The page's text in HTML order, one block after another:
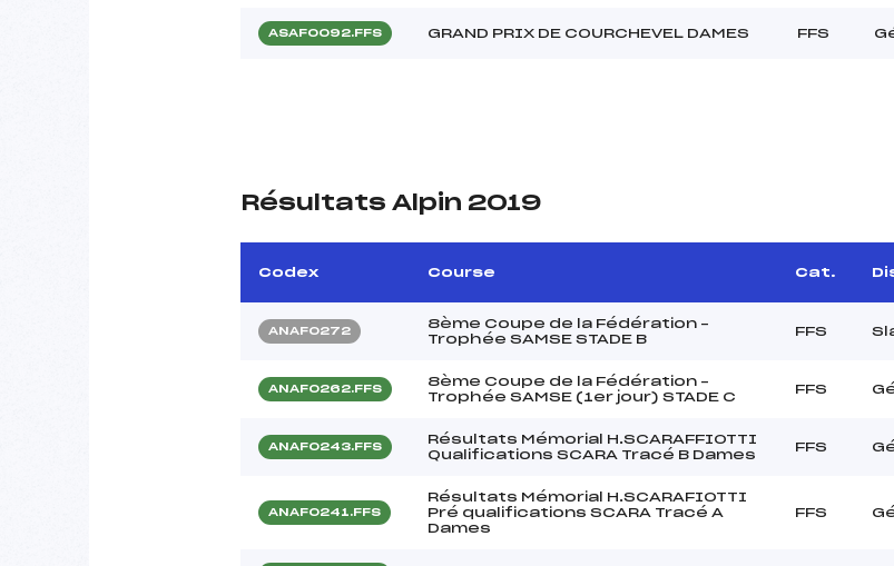
ASAF0092.FFS GRAND PRIX DE COURCHEVEL DAMES FFS
Résultats Alpin 2019
Codex Course Cat.
ANAF0272
8ème Coupe de la Fédération –
Trophée SAMSE STADE B
FFS
ANAF0262.FFS
8ème Coupe de la Fédération –
Trophée SAMSE (1er jour) STADE C
FFS
ANAF0243.FFS
Résultats Mémorial H.SCARAFFIOTTI
Qualifications SCARA Tracé B Dames
FFS
ANAF0241.FFS
Résultats Mémorial H.SCARAFIOTTI
Pré qualifications SCARA Tracé A
Dames
FFS